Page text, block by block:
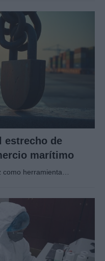
estrecho de
marítimo
como herramienta…